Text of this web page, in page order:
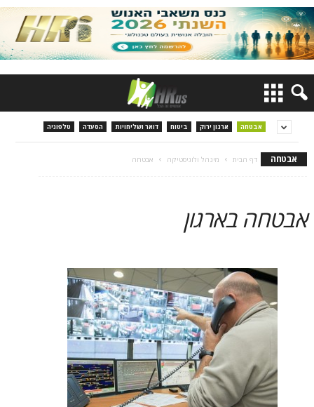
אבטחה ארגון ירוק ביטוח דואר ושליחויות הסעדה טלפוניה
אבטחה דף הבית מינהל ולוגיסטיקה אבטחה
אבטחה בארגון